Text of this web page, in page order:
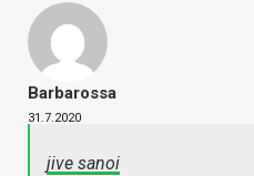
Barbarossa
31.7.2020
jive sanoi